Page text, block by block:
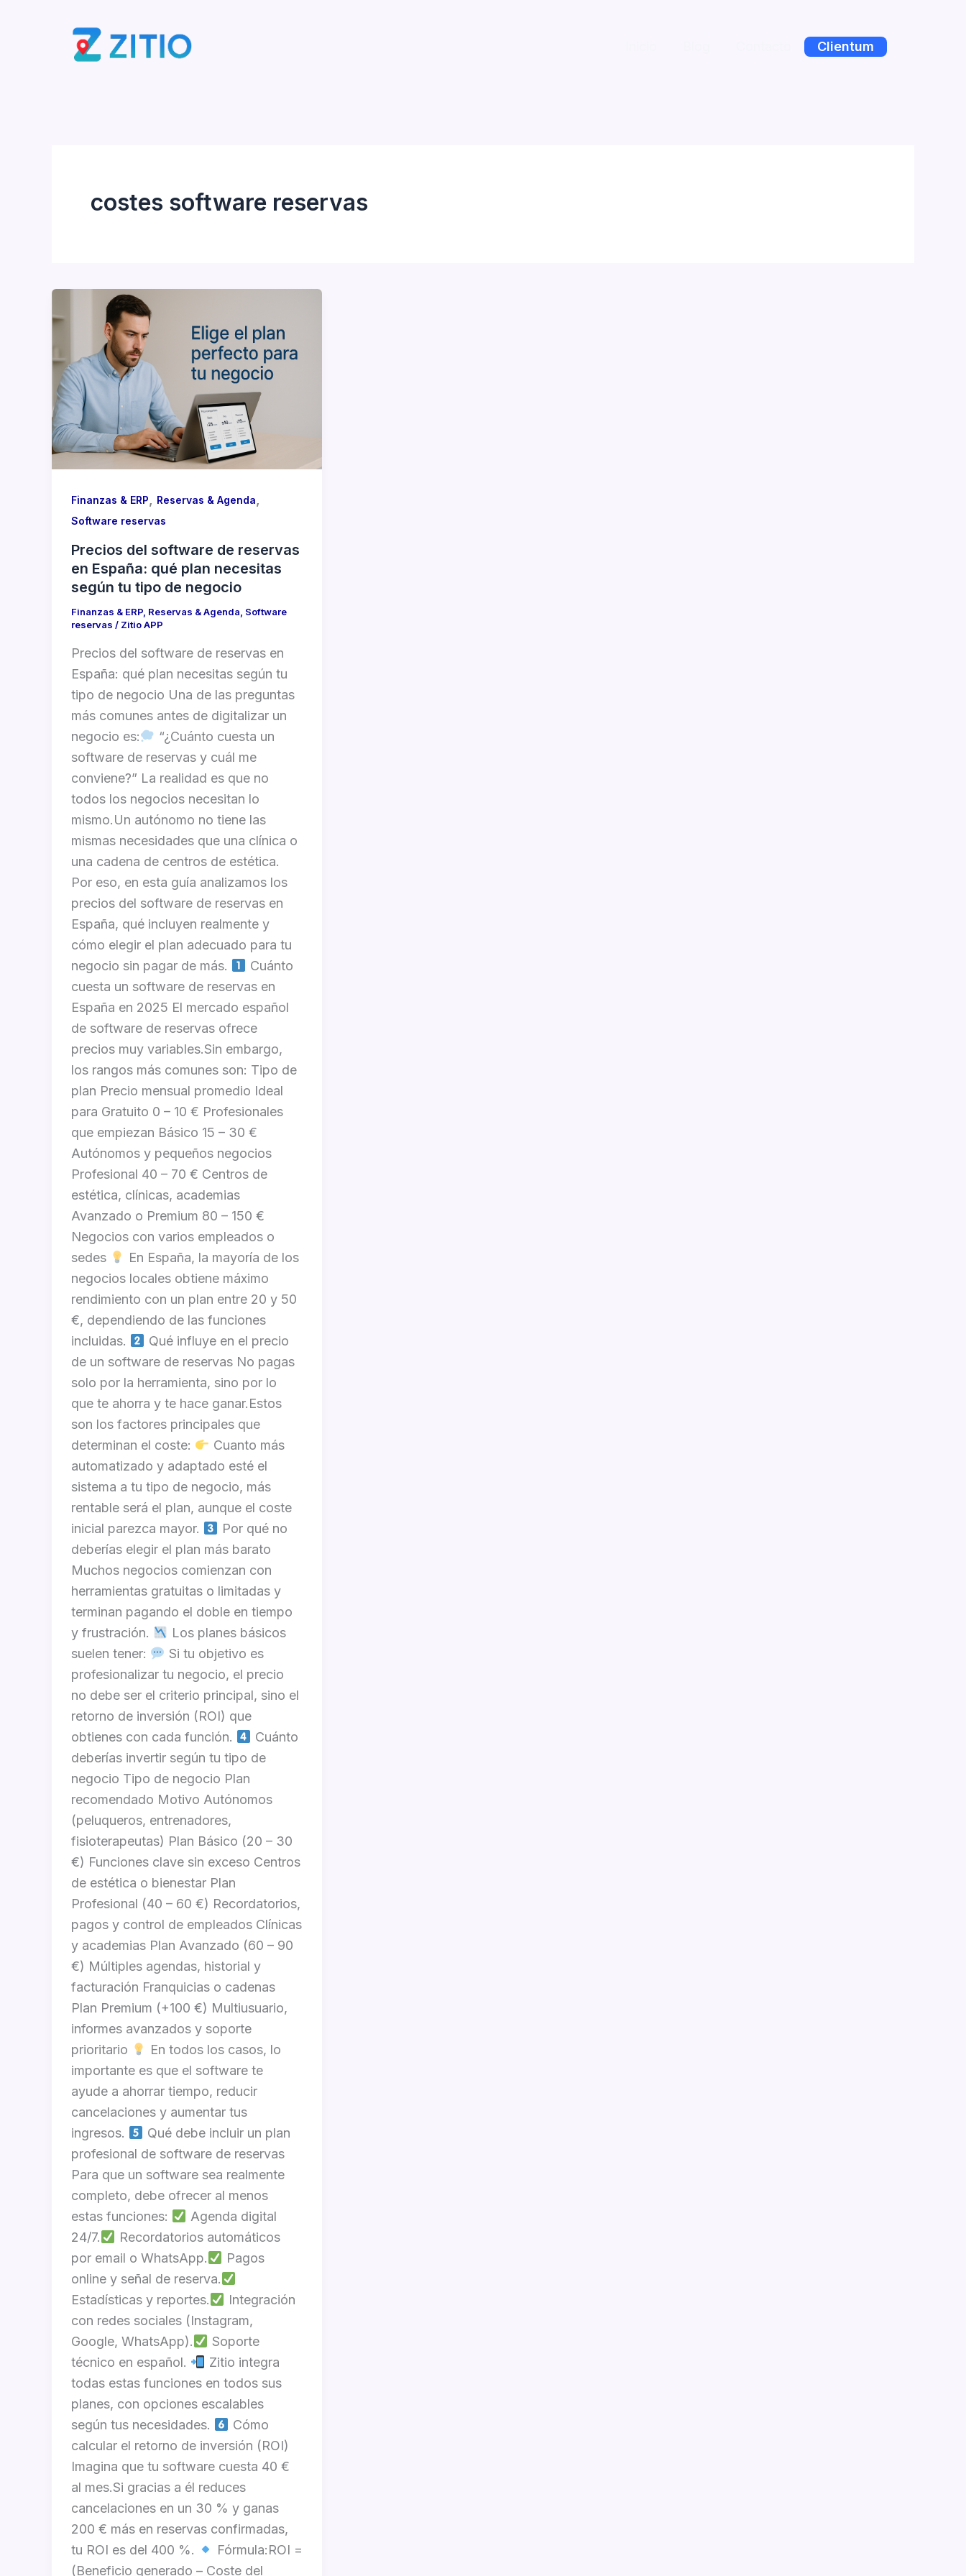
Clientum
costes software reservas
Finanzas & ERP Reservas & Agenda
Software reservas
Precios del software de reservas
en España: qué plan necesitas
según tu tipo de negocio
Finanzas & ERP Reservas & Agenda Software
reservas / Zitio APP
Precios del software de reservas en
España: qué plan necesitas según tu
tipo de negocio Una de las preguntas
más comunes antes de digitalizar un
negocio es:
“¿Cuánto cuesta un
software de reservas y cuál me
conviene?” La realidad es que no
todos los negocios necesitan lo
mismo.Un autónomo no tiene las
mismas necesidades que una clínica o
una cadena de centros de estética.
Por eso, en esta guía analizamos los
precios del software de reservas en
España, qué incluyen realmente y
cómo elegir el plan adecuado para tu
negocio sin pagar de más.
Cuánto
cuesta un software de reservas en
España en 2025 El mercado español
de software de reservas ofrece
precios muy variables.Sin embargo,
los rangos más comunes son: Tipo de
plan Precio mensual promedio Ideal
para Gratuito 0 – 10 € Profesionales
que empiezan Básico 15 – 30 €
Autónomos y pequeños negocios
Profesional 40 – 70 € Centros de
estética, clínicas, academias
Avanzado o Premium 80 – 150 €
Negocios con varios empleados o
sedes
En España, la mayoría de los
negocios locales obtiene máximo
rendimiento con un plan entre 20 y 50
€, dependiendo de las funciones
incluidas.
Qué influye en el precio
de un software de reservas No pagas
solo por la herramienta, sino por lo
que te ahorra y te hace ganar.Estos
son los factores principales que
determinan el coste:
Cuanto más
automatizado y adaptado esté el
sistema a tu tipo de negocio, más
rentable será el plan, aunque el coste
inicial parezca mayor.
Por qué no
deberías elegir el plan más barato
Muchos negocios comienzan con
herramientas gratuitas o limitadas y
terminan pagando el doble en tiempo
y frustración.
Los planes básicos
suelen tener:
Si tu objetivo es
profesionalizar tu negocio, el precio
no debe ser el criterio principal, sino el
retorno de inversión (ROI) que
obtienes con cada función.
Cuánto
deberías invertir según tu tipo de
negocio Tipo de negocio Plan
recomendado Motivo Autónomos
(peluqueros, entrenadores,
fisioterapeutas) Plan Básico (20 – 30
€) Funciones clave sin exceso Centros
de estética o bienestar Plan
Profesional (40 – 60 €) Recordatorios,
pagos y control de empleados Clínicas
y academias Plan Avanzado (60 – 90
€) Múltiples agendas, historial y
facturación Franquicias o cadenas
Plan Premium (+100 €) Multiusuario,
informes avanzados y soporte
prioritario
En todos los casos, lo
importante es que el software te
ayude a ahorrar tiempo, reducir
cancelaciones y aumentar tus
ingresos.
Qué debe incluir un plan
profesional de software de reservas
Para que un software sea realmente
completo, debe ofrecer al menos
estas funciones:
Agenda digital
24/7.
Recordatorios automáticos
por email o WhatsApp.
Pagos
online y señal de reserva.
Estadísticas y reportes.
Integración
con redes sociales (Instagram,
Google, WhatsApp).
Soporte
técnico en español.
Zitio integra
todas estas funciones en todos sus
planes, con opciones escalables
según tus necesidades.
Cómo
calcular el retorno de inversión (ROI)
Imagina que tu software cuesta 40 €
al mes.Si gracias a él reduces
cancelaciones en un 30 % y ganas
200 € más en reservas confirmadas,
tu ROI es del 400 %.
Fórmula:ROI =
(Beneficio generado – Coste del